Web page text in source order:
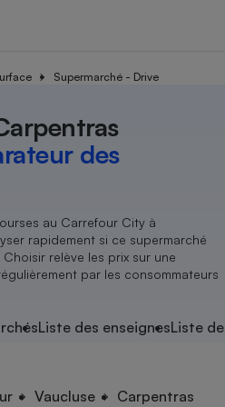
Supermarché - Drive
des
au Carrefour City à
rapidement si ce supermarché
relève les prix sur une
par les consommateurs
Liste des enseignesListe
Vaucluse Carpentras
Agriculture
Produit alimentaire
Achat - Vente - Location
Carburant
Magasin - Grande surface
Marketing - Fidélisation
Organismes de défense
Système judiciaire
Air
Eau
Achat - Vente - Travaux
Location
Sport
Vacances - Tourisme
électrique
Démarche administrative
Senior
Service marchand
Train
Transport aérien
locale
Ensemble